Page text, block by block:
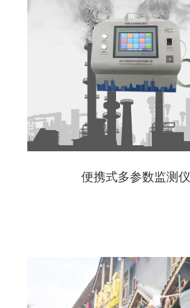
便携式多参数监测仪